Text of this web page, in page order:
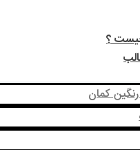
؟
کمان